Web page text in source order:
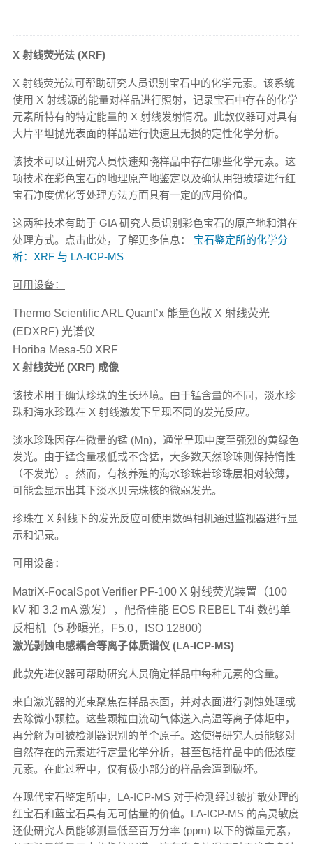
X 射线荧光法 (XRF)
X 射线荧光法可帮助研究人员识别宝石中的化学元素。该系统
使用 X 射线源的能量对样品进行照射，记录宝石中存在的化学
元素所特有的特定能量的 X 射线发射情况。此款仪器可对具有
大片平坦抛光表面的样品进行快速且无损的定性化学分析。
该技术可以让研究人员快速知晓样品中存在哪些化学元素。这
项技术在彩色宝石的地理原产地鉴定以及确认用铅玻璃进行红
宝石净度优化等处理方法方面具有一定的应用价值。
这两种技术有助于 GIA 研究人员识别彩色宝石的原产地和潜在
处理方式。点击此处，了解更多信息： 宝石鉴定所的化学分
析：XRF 与 LA-ICP-MS
可用设备：
Thermo Scientific ARL Quant’x 能量色散 X 射线荧光
(EDXRF) 光谱仪
Horiba Mesa-50 XRF
X 射线荧光 (XRF) 成像
该技术用于确认珍珠的生长环境。由于锰含量的不同，淡水珍
珠和海水珍珠在 X 射线激发下呈现不同的发光反应。
淡水珍珠因存在微量的锰 (Mn)，通常呈现中度至强烈的黄绿色
发光。由于锰含量极低或不含猛，大多数天然珍珠则保持惰性
（不发光）。然而，有核养殖的海水珍珠若珍珠层相对较薄，
可能会显示出其下淡水贝壳珠核的微弱发光。
珍珠在 X 射线下的发光反应可使用数码相机通过监视器进行显
示和记录。
可用设备：
MatriX-FocalSpot Verifier PF-100 X 射线荧光装置（100
kV 和 3.2 mA 激发），配备佳能 EOS REBEL T4i 数码单
反相机（5 秒曝光，F5.0，ISO 12800）
激光剥蚀电感耦合等离子体质谱仪 (LA-ICP-MS)
此款先进仪器可帮助研究人员确定样品中每种元素的含量。
来自激光器的光束聚焦在样品表面，并对表面进行剥蚀处理或
去除微小颗粒。这些颗粒由流动气体送入高温等离子体炬中，
再分解为可被检测器识别的单个原子。这使得研究人员能够对
自然存在的元素进行定量化学分析，甚至包括样品中的低浓度
元素。在此过程中，仅有极小部分的样品会遭到破坏。
在现代宝石鉴定所中，LA-ICP-MS 对于检测经过铍扩散处理的
红宝石和蓝宝石具有无可估量的价值。LA-ICP-MS 的高灵敏度
还使研究人员能够测量低至百万分率 (ppm) 以下的微量元素，